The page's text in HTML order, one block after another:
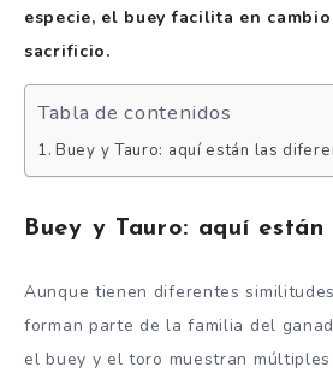
especie, el buey facilita en
sacrificio.
Tabla de contenidos
Buey y Tauro: aquí están las
Buey y Tauro: aquí
Aunque tienen diferentes
forman parte de la familia del
el buey y el toro muestran